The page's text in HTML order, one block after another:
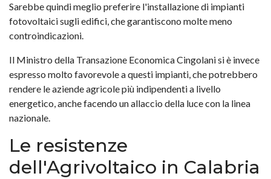
Sarebbe quindi meglio preferire l'installazione di impianti
fotovoltaici sugli edifici, che garantiscono molte meno
controindicazioni.
Il Ministro della Transazione Economica Cingolani si è invece
espresso molto favorevole a questi impianti, che potrebbero
rendere le aziende agricole più indipendenti a livello
energetico, anche facendo un allaccio della luce con la linea
nazionale.
Le resistenze
dell'Agrivoltaico in Calabria